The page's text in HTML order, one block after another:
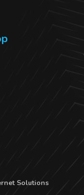
Solutions